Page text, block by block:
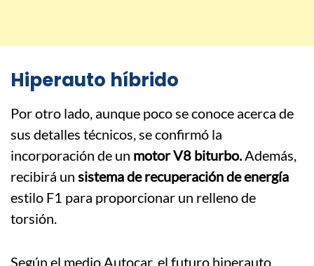
Hiperauto híbrido
Por otro lado, aunque poco se conoce acerca de
sus detalles técnicos, se confirmó la
incorporación de un motor V8 biturbo. Además,
recibirá un sistema de recuperación de energía
estilo F1 para proporcionar un relleno de
torsión.
Según el medio Autocar, el futuro hiperauto